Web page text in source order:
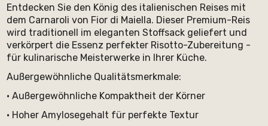
Entdecken Sie den König des italienischen Reises mit
dem Carnaroli von Fior di Maiella. Dieser Premium-Reis
wird traditionell im eleganten Stoffsack geliefert und
verkörpert die Essenz perfekter Risotto-Zubereitung -
für kulinarische Meisterwerke in Ihrer Küche.
Außergewöhnliche Qualitätsmerkmale:
• Außergewöhnliche Kompaktheit der Körner
• Hoher Amylosegehalt für perfekte Textur